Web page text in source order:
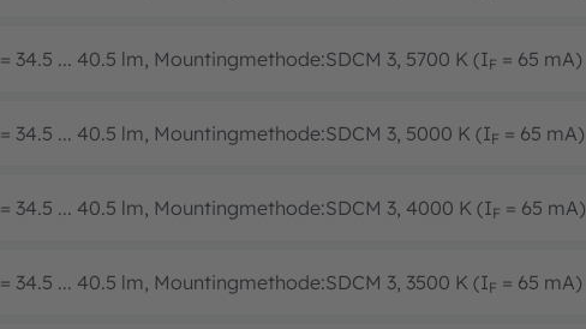
= 34.5 ... 40.5 lm, Mountingmethode:SDCM 3, 5700 K (IF = 65 mA)
= 34.5 ... 40.5 lm, Mountingmethode:SDCM 3, 5000 K (IF = 65 mA)
= 34.5 ... 40.5 lm, Mountingmethode:SDCM 3, 4000 K (IF = 65 mA)
= 34.5 ... 40.5 lm, Mountingmethode:SDCM 3, 3500 K (IF = 65 mA)